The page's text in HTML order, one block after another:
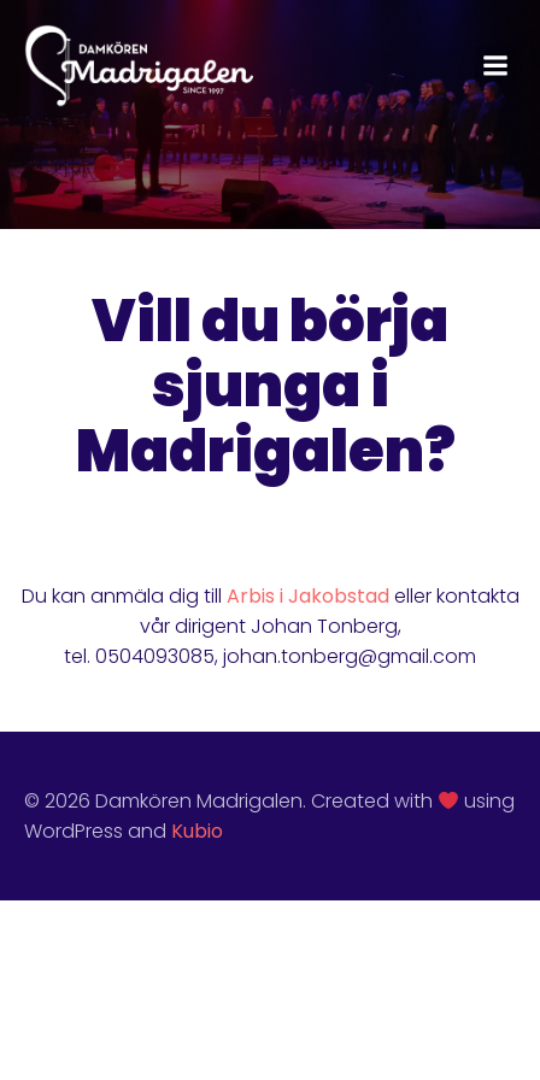
Vill du börja
sjunga i
Madrigalen?
Du kan anmäla dig till Arbis i Jakobstad eller kontakta
vår dirigent Johan Tonberg,
tel. 0504093085, johan.tonberg@gmail.com
© 2026 Damkören Madrigalen. Created with
using
WordPress and Kubio